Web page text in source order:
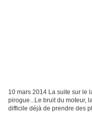
10 mars 2014 La suite sur le
pirogue...Le bruit du moteur,
difficile déjà de prendre des